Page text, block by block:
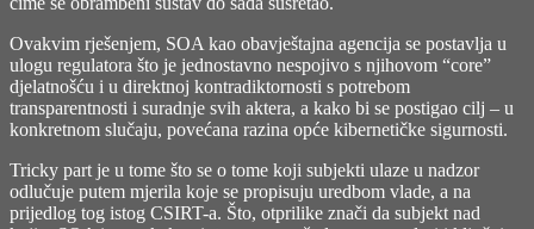
Ovakvim rješenjem, SOA kao obavještajna agencija se postavlja u
ulogu regulatora što je jednostavno nespojivo s njihovom “core”
djelatnošću i u direktnoj kontradiktornosti s potrebom
transparentnosti i suradnje svih aktera, a kako bi se postigao cilj – u
konkretnom slučaju, povećana razina opće kibernetičke sigurnosti.
Tricky part je u tome što se o tome koji subjekti ulaze u nadzor
odlučuje putem mjerila koje se propisuju uredbom vlade, a na
prijedlog tog istog CSIRT-a. Što, otprilike znači da subjekt nad